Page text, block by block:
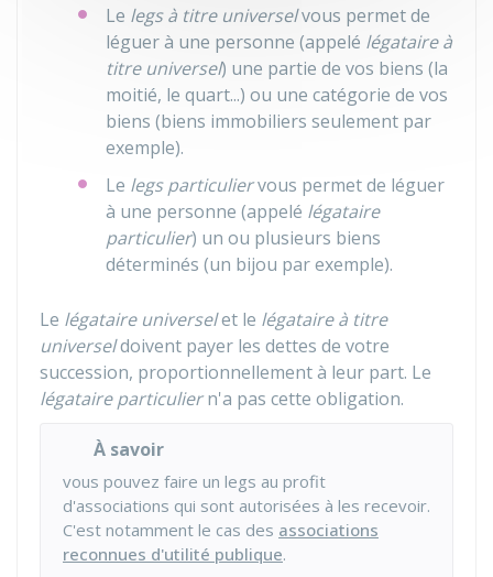
Le legs à titre universelvous permet de
léguer à une personne (appelé légataire à
titre universel) une partie de vos biens (la
moitié, le quart...) ou une catégorie de vos
biens (biens immobiliers seulement par
exemple).
Le legs particuliervous permet de léguer
à une personne (appelé légataire
particulier) un ou plusieurs biens
déterminés (un bijou par exemple).
Le légataire universelet le légataire à titre
universeldoivent payer les dettes de votre
succession, proportionnellement à leur part. Le
légataire particuliern'a pas cette obligation.
À savoir
vous pouvez faire un legs au profit
d'associations qui sont autorisées à les recevoir.
C'est notamment le cas des associations
reconnues d'utilité publique.